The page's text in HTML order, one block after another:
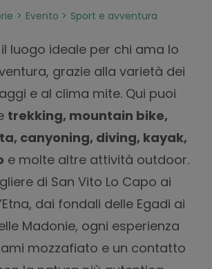
Evento Sport e avventura
il luogo ideale per chi ama lo
grazie alla varietà dei
e al clima mite. Qui puoi
trekking, mountain bike,
canyoning, diving, kayak,
e molte altre attività outdoor.
di San Vito Lo Capo ai
dai fondali delle Egadi ai
Madonie, ogni esperienza
mozzafiato e un contatto